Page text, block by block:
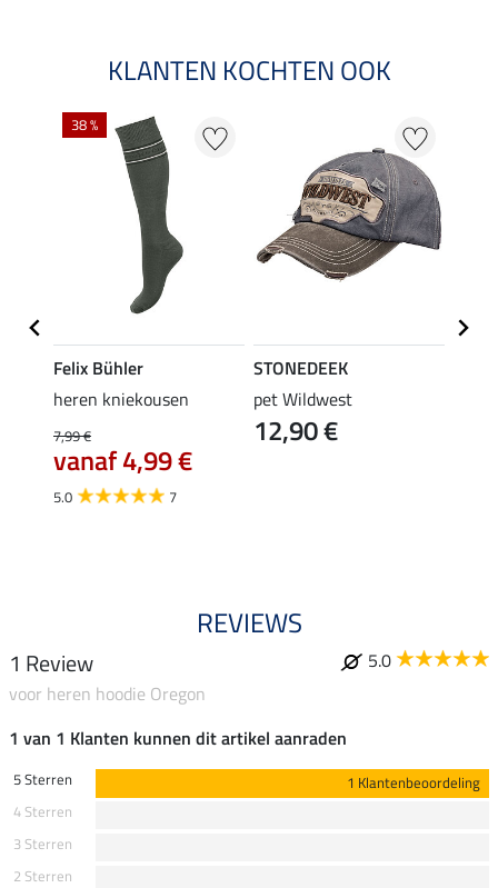
KLANTEN KOCHTEN OOK
38 %
Felix Bühler
heren kniekousen
7,99 €
vanaf 4,99 €
5.0 7
STONEDEEK
pet Wildwest
12,90 €
REVIEWS
1 Review
5.0
voor heren hoodie Oregon
1 van 1 Klanten kunnen dit artikel aanraden
5 Sterren
1 Klantenbeoordeling
4 Sterren
3 Sterren
2 Sterren